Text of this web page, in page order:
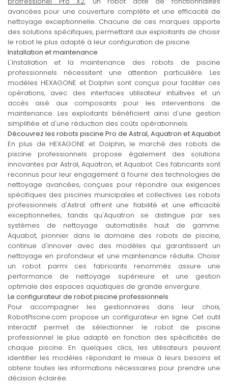
avancées pour une couverture complète et une efficacité de
nettoyage exceptionnelle. Chacune de ces marques apporte
des solutions spécifiques, permettant aux exploitants de choisir
le robot le plus adapté à leur configuration de piscine.
Installation et maintenance
L'installation et la maintenance des robots de piscine
professionnels nécessitent une attention particulière. Les
modèles HEXAGONE et Dolphin sont conçus pour faciliter ces
opérations, avec des interfaces utilisateur intuitives et un
accès aisé aux composants pour les interventions de
maintenance. Les exploitants bénéficient ainsi d'une gestion
simplifiée et d'une réduction des coûts opérationnels.
Découvrez les robots piscine Pro de Astral, Aquatron et Aquabot
En plus de HEXAGONE et Dolphin, le marché des robots de
piscine professionnels propose également des solutions
innovantes par Astral, Aquatron, et Aquabot. Ces fabricants sont
reconnus pour leur engagement à fournir des technologies de
nettoyage avancées, conçues pour répondre aux exigences
spécifiques des piscines municipales et collectives. Les robots
professionnels d'Astral offrent une fiabilité et une efficacité
exceptionnelles, tandis qu'Aquatron se distingue par ses
systèmes de nettoyage automatisés haut de gamme.
Aquabot, pionnier dans le domaine des robots de piscine,
continue d'innover avec des modèles qui garantissent un
nettoyage en profondeur et une maintenance réduite. Choisir
un robot parmi ces fabricants renommés assure une
performance de nettoyage supérieure et une gestion
optimale des espaces aquatiques de grande envergure.
Le configurateur de robot piscine professionnels
Pour accompagner les gestionnaires dans leur choix,
RobotPiscine.com propose un configurateur en ligne. Cet outil
interactif permet de sélectionner le robot de piscine
professionnel le plus adapté en fonction des spécificités de
chaque piscine. En quelques clics, les utilisateurs peuvent
identifier les modèles répondant le mieux à leurs besoins et
obtenir toutes les informations nécessaires pour prendre une
décision éclairée.